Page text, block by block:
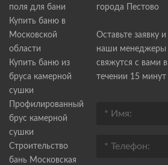
поля для бани
Купить баню в
Московской
области
Купить баню из
бруса камерной
сушки
Профилированный
брус камерной
сушки
Строительство
бань Московская
города Пестово
Оставьте заявку и
наши менеджеры
свяжутся с вами в
течении 15 минут